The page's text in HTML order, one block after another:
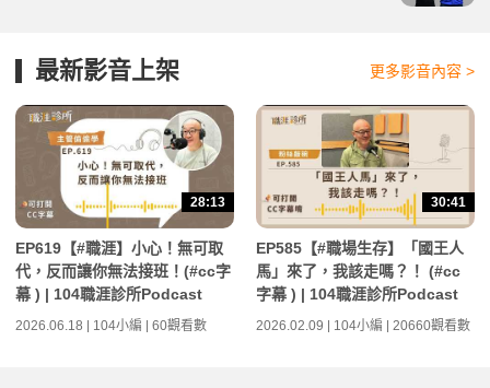
最新影音上架 更多影音內容 >
28:13
EP619【#職涯】小心！無可取
代，反而讓你無法接班！(#cc字
幕 ) | 104職涯診所Podcast
2026.06.18 | 104小編 | 60觀看數
30:41
EP585【#職場生存】「國王人
馬」來了，我該走嗎？！ (#cc
字幕 ) | 104職涯診所Podcast
2026.02.09 | 104小編 | 20660觀看數